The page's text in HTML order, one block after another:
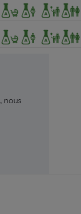
, nous